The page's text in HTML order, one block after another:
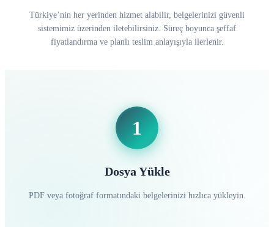
Türkiye’nin her yerinden hizmet alabilir, belgelerinizi güvenli
sistemimiz üzerinden iletebilirsiniz. Süreç boyunca şeffaf
fiyatlandırma ve planlı teslim anlayışıyla ilerlenir.
1
Dosya Yükle
PDF veya fotoğraf formatındaki belgelerinizi hızlıca yükleyin.